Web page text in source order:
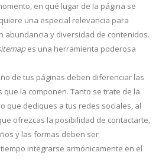
en qué lugar de la página se
una especial relevancia para
abundancia y diversidad de contenidos.
es una herramienta poderosa
de tus páginas deben diferenciar las
la componen. Tanto se trate de la
que dediques a tus redes sociales, al
ofrezcas la posibilidad de contactarte,
y las formas deben ser
integrarse armónicamente en el